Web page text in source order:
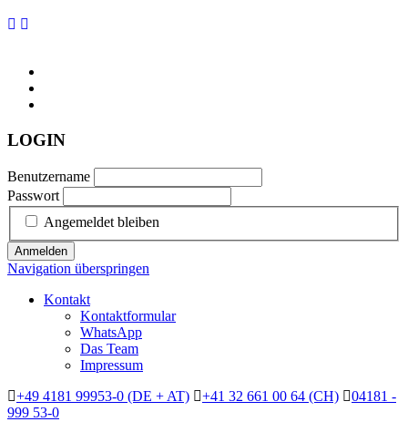
LOGIN
Benutzername
Passwort
Angemeldet bleiben
Anmelden
Navigation überspringen
Kontakt
Kontaktformular
WhatsApp
Das Team
Impressum
+49 4181 99953-0 (DE + AT)
+41 32 661 00 64 (CH)
04181 -
999 53-0